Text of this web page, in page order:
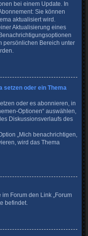
bei einem Update. In
Sie können
aktualisiert wird.
Aktualisierung eines
persönlichen Bereich unter
setzen oder ein Thema
oder es abonnieren, in
Optionen“ auswählen,
Diskussionsverlaufs des
„Mich benachrichtigen,
wird das Thema
Forum den Link „Forum
befindet.